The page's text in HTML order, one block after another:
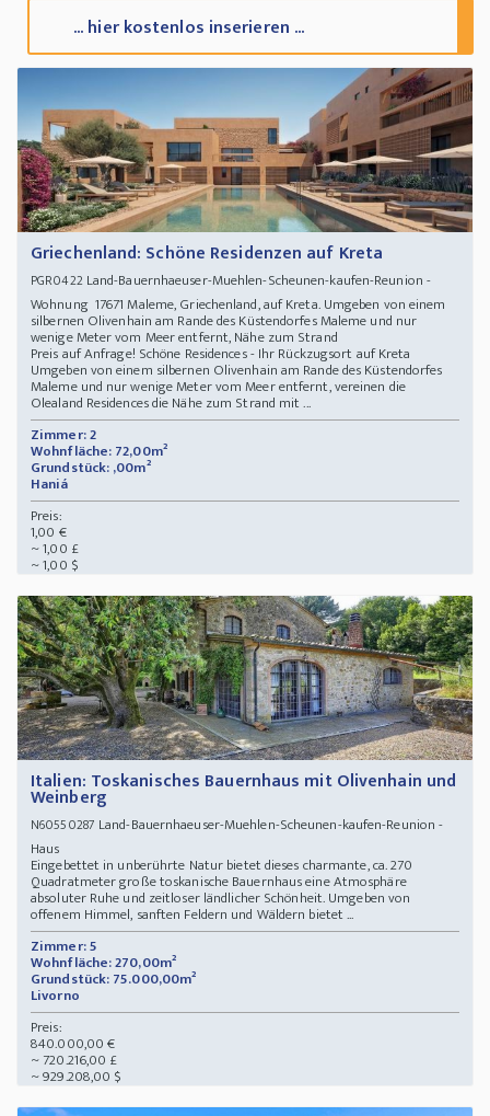
... hier kostenlos inserieren ...
Griechenland: Schöne Residenzen auf Kreta
PGR0422Land-Bauernhaeuser-Muehlen-Scheunen-kaufen-Reunion -
Wohnung 17671 Maleme, Griechenland, auf Kreta. Umgeben von einem
silbernen Olivenhain am Rande des Küstendorfes Maleme und nur
wenige Meter vom Meer entfernt, Nähe zum Strand
Preis auf Anfrage! Schöne Residences - Ihr Rückzugsort auf Kreta
Umgeben von einem silbernen Olivenhain am Rande des Küstendorfes
Maleme und nur wenige Meter vom Meer entfernt, vereinen die
Olealand Residences die Nähe zum Strand mit ...
Zimmer: 2
Wohnfläche: 72,00m²
Grundstück: ,00m²
Haniá
Preis:
1,00 €
~ 1,00 £
~ 1,00 $
Italien: Toskanisches Bauernhaus mit Olivenhain und
Weinberg
N60550287 Land-Bauernhaeuser-Muehlen-Scheunen-kaufen-Reunion -
Haus
Eingebettet in unberührte Natur bietet dieses charmante, ca. 270
Quadratmeter große toskanische Bauernhaus eine Atmosphäre
absoluter Ruhe und zeitloser ländlicher Schönheit. Umgeben von
offenem Himmel, sanften Feldern und Wäldern bietet ...
Zimmer: 5
Wohnfläche: 270,00m²
Grundstück: 75.000,00m²
Livorno
Preis:
840.000,00 €
~ 720.216,00 £
~ 929.208,00 $